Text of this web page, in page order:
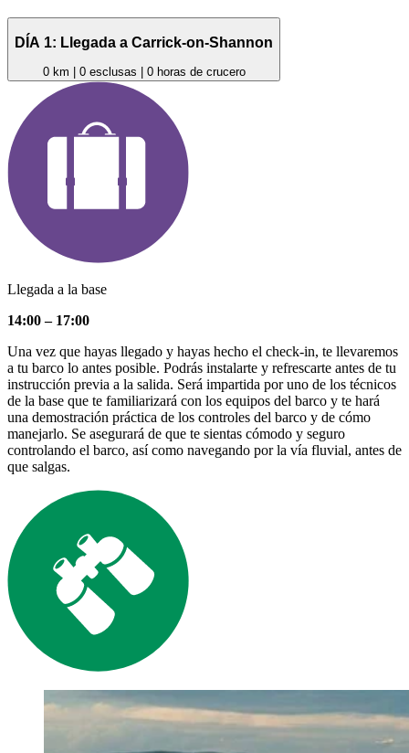
DÍA 1: Llegada a Carrick-on-Shannon
0 km | 0 esclusas | 0 horas de crucero
Llegada a la base
14:00 – 17:00
Una vez que hayas llegado y hayas hecho el check-in, te llevaremos
a tu barco lo antes posible. Podrás instalarte y refrescarte antes de tu
instrucción previa a la salida. Será impartida por uno de los técnicos
de la base que te familiarizará con los equipos del barco y te hará
una demostración práctica de los controles del barco y de cómo
manejarlo. Se asegurará de que te sientas cómodo y seguro
controlando el barco, así como navegando por la vía fluvial, antes de
que salgas.